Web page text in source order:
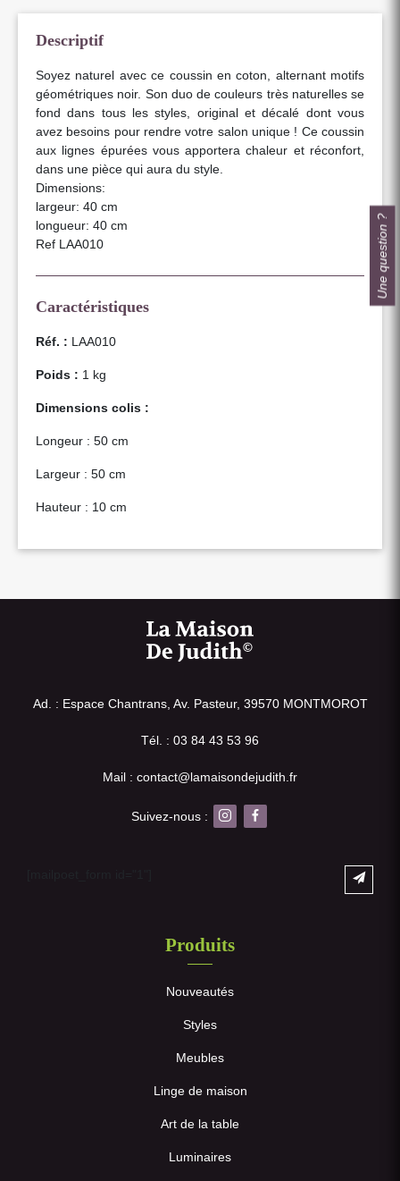
Descriptif
Soyez naturel avec ce coussin en coton, alternant motifs
géométriques noir. Son duo de couleurs très naturelles se
fond dans tous les styles, original et décalé dont vous
avez besoins pour rendre votre salon unique ! Ce coussin
aux lignes épurées vous apportera chaleur et réconfort,
dans une pièce qui aura du style.
Dimensions:
largeur: 40 cm
longueur: 40 cm
Ref LAA010
Caractéristiques
Réf. : LAA010
Poids : 1 kg
Dimensions colis :
Longeur : 50 cm
Largeur : 50 cm
Hauteur : 10 cm
Ad. : Espace Chantrans, Av. Pasteur, 39570 MONTMOROT
Tél. : 03 84 43 53 96
Mail : contact@lamaisondejudith.fr
Suivez-nous :
Produits
Nouveautés
Styles
Meubles
Linge de maison
Art de la table
Luminaires
Une question ?